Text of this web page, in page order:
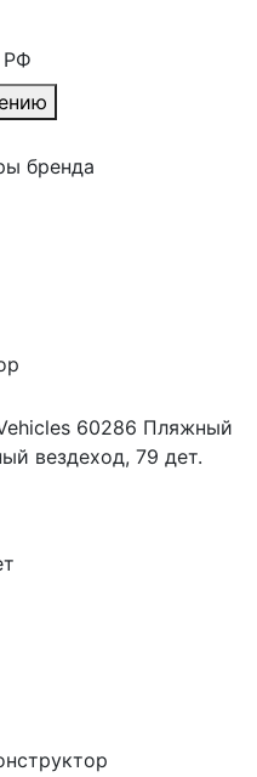
РФ
бренда
60286 Пляжный
вездеход, 79 дет.